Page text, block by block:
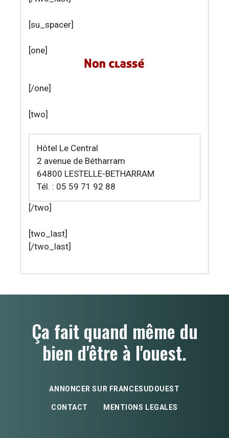
[su_spacer]
[one]
[/one]
[two]
Hôtel Le Central
2 avenue de Bétharram
64800 LESTELLE-BETHARRAM
Tél. : 05 59 71 92 88
[/two]
[two_last]
[/two_last]
Ça fait quand même du
bien d'être à l'ouest.
ANNONCER SUR FRANCESUDOUEST
CONTACT MENTIONS LEGALES